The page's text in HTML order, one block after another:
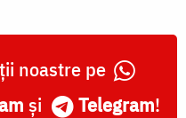
noastre pe
și Telegram!